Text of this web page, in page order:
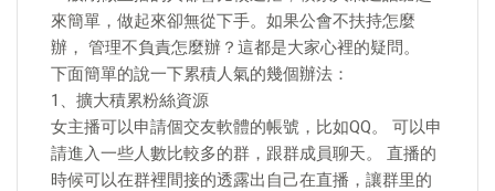
來簡單，做起來卻無從下手。如果公會不扶持怎麼
辦， 管理不負責怎麼辦？這都是大家心裡的疑問。
下面簡單的說一下累積人氣的幾個辦法：
1、擴大積累粉絲資源
女主播可以申請個交友軟體的帳號，比如QQ。 可以申
請進入一些人數比較多的群，跟群成員聊天。 直播的
時候可以在群裡間接的透露出自己在直播，讓群里的